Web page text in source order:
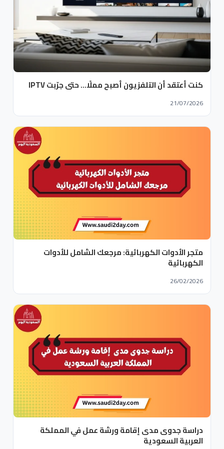
كنت أعتقد أن التلفزيون أصبح مملًا… حتى جرّبت IPTV
21/07/2026
متجر الأدوات الكهربائية: مرجعك الشامل للأدوات
الكهربائية
26/02/2026
دراسة جدوى مدى إقامة ورشة عمل في المملكة
العربية السعودية